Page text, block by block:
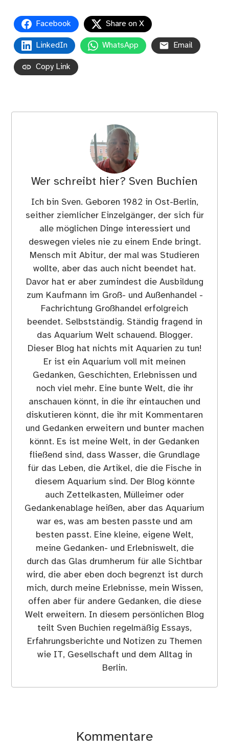
Facebook Share on X
LinkedIn WhatsApp Email
Copy Link
Wer schreibt hier? Sven Buchien
Ich bin Sven. Geboren 1982 in Ost-Berlin,
seither ziemlicher Einzelgänger, der sich für
alle möglichen Dinge interessiert und
deswegen vieles nie zu einem Ende bringt.
Mensch mit Abitur, der mal was Studieren
wollte, aber das auch nicht beendet hat.
Davor hat er aber zumindest die Ausbildung
zum Kaufmann im Groß- und Außenhandel -
Fachrichtung Großhandel erfolgreich
beendet. Selbstständig. Ständig fragend in
das Aquarium Welt schauend. Blogger.
Dieser Blog hat nichts mit Aquarien zu tun!
Er ist ein Aquarium voll mit meinen
Gedanken, Geschichten, Erlebnissen und
noch viel mehr. Eine bunte Welt, die ihr
anschauen könnt, in die ihr eintauchen und
diskutieren könnt, die ihr mit Kommentaren
und Gedanken erweitern und bunter machen
könnt. Es ist meine Welt, in der Gedanken
fließend sind, dass Wasser, die Grundlage
für das Leben, die Artikel, die die Fische in
diesem Aquarium sind. Der Blog könnte
auch Zettelkasten, Mülleimer oder
Gedankenablage heißen, aber das Aquarium
war es, was am besten passte und am
besten passt. Eine kleine, eigene Welt,
meine Gedanken- und Erlebniswelt, die
durch das Glas drumherum für alle Sichtbar
wird, die aber eben doch begrenzt ist durch
mich, durch meine Erlebnisse, mein Wissen,
offen aber für andere Gedanken, die diese
Welt erweitern. In diesem persönlichen Blog
teilt Sven Buchien regelmäßig Essays,
Erfahrungsberichte und Notizen zu Themen
wie IT, Gesellschaft und dem Alltag in
Berlin.
Kommentare